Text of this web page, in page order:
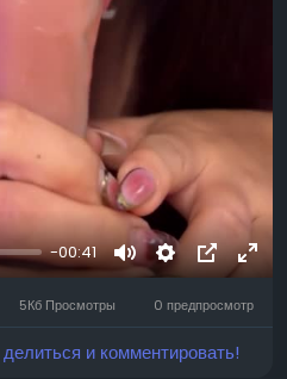
-00:41
MuteSettings
профиля
5Кб Просмотры 0 предпросмотр
и комментировать!